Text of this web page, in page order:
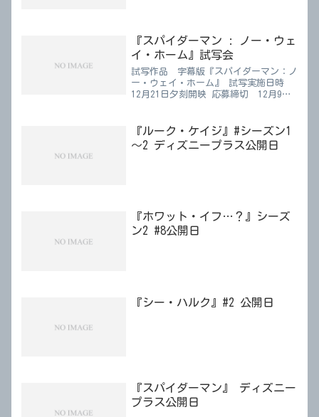
『スパイダーマン : ノー・ウェ
イ・ホーム』試写会
試写作品 字幕版『スパイダーマン：ノ
ー・ウェイ・ホーム』 試写実施日時
12月21日夕刻開映 応募締切 12月9日
劇場
『ルーク・ケイジ』#シーズン1
～2 ディズニープラス公開日
『ホワット・イフ…？』シーズ
ン2 #8公開日
『シー・ハルク』#2 公開日
『スパイダーマン』 ディズニー
プラス公開日